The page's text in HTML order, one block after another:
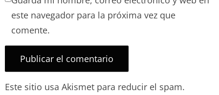
este navegador para la próxima vez que
comente.
Este sitio usa Akismet para reducir el spam.